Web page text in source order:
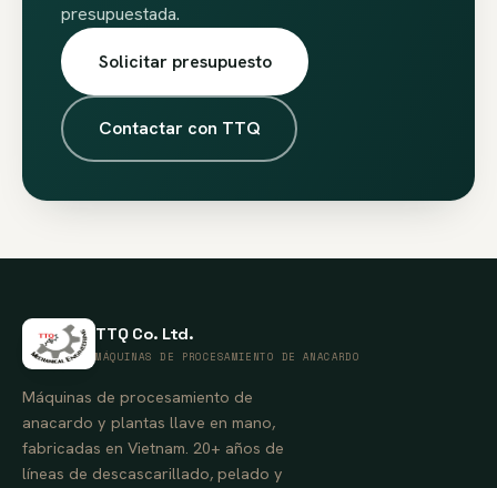
presupuestada.
Solicitar presupuesto
Contactar con TTQ
TTQ Co. Ltd.
MÁQUINAS DE PROCESAMIENTO DE ANACARDO
Máquinas de procesamiento de
anacardo y plantas llave en mano,
fabricadas en Vietnam. 20+ años de
líneas de descascarillado, pelado y